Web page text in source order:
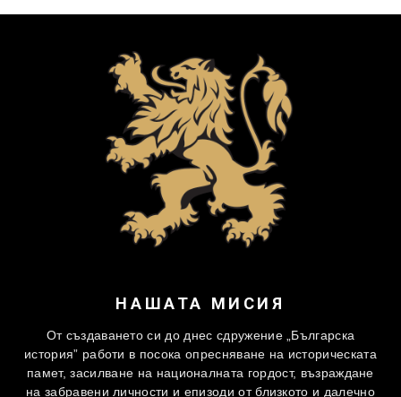
НАШАТА МИСИЯ
От създаването си до днес сдружение „Българска
история” работи в посока опресняване на историческата
памет, засилване на националната гордост, възраждане
на забравени личности и епизоди от близкото и далечно